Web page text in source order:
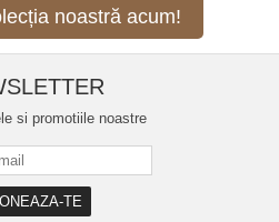
noastră acum!
si promotiile noastre